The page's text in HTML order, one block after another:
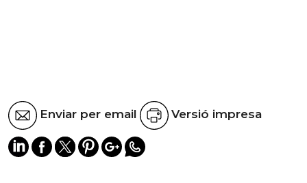
Enviar per email Versió impresa